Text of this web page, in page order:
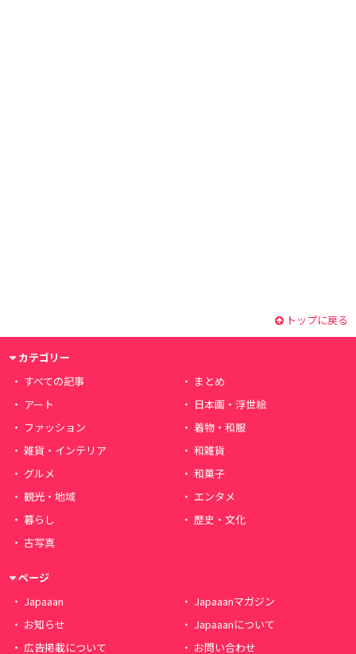
トップに戻る
カテゴリー
すべての記事
まとめ
アート
日本画・浮世絵
ファッション
着物・和服
雑貨・インテリア
和雑貨
グルメ
和菓子
観光・地域
エンタメ
暮らし
歴史・文化
古写真
ページ
Japaaan
Japaaanマガジン
お知らせ
Japaaanについて
広告掲載について
お問い合わせ